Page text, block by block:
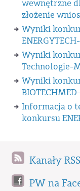
wewnętrzne
złożenie
Wyniki
Wyniki
Technologie-
Wyniki
Informacja o
konkursu
Kanały RSS
PW na